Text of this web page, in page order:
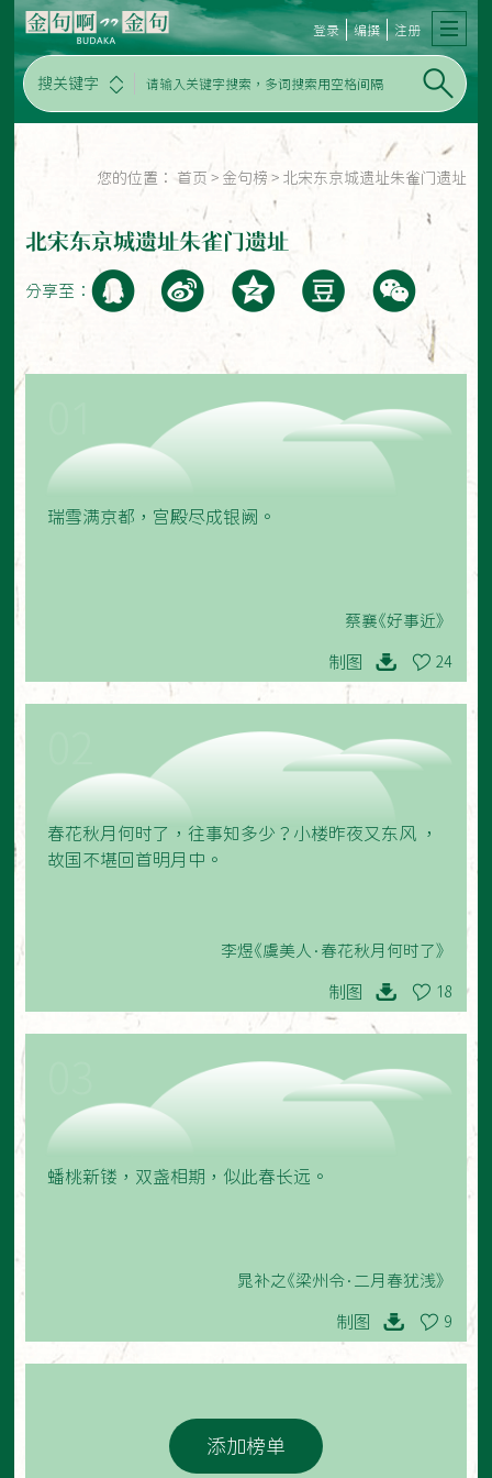
搜关键字
登录 编撰 注册
您的位置： 首页 > 金句榜 > 北宋东京城遗址朱雀门遗址
北宋东京城遗址朱雀门遗址
分享至：
瑞雪满京都，宫殿尽成银阙。
蔡襄《好事近》
制图 24
春花秋月何时了，往事知多少？小楼昨夜又东风 ，
故国不堪回首明月中。
李煜《虞美人·春花秋月何时了》
制图 18
蟠桃新镂，双盏相期，似此春长远。
晁补之《梁州令·二月春犹浅》
制图 9
添加榜单